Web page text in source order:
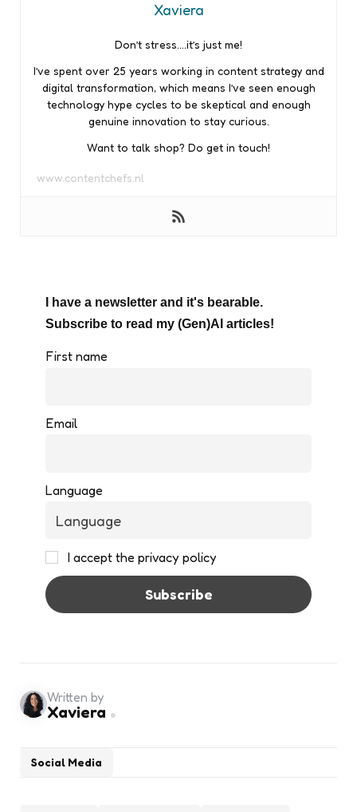
Xaviera
Don’t stress….it’s just me!
I’ve spent over 25 years working in content strategy and
digital transformation, which means I’ve seen enough
technology hype cycles to be skeptical and enough
genuine innovation to stay curious.
Want to talk shop? Do get in touch!
www.contentchefs.nl
I have a newsletter and it's bearable.
Subscribe to read my (Gen)AI articles!
First name
Email
Language
I accept the privacy policy
Social Media
Written by
Xaviera